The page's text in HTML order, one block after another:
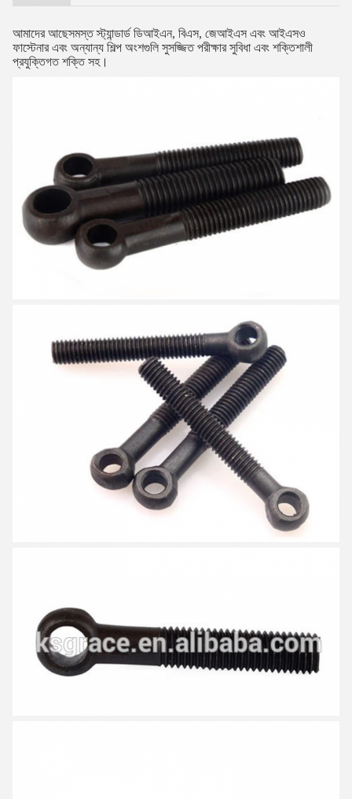
আমাদের আছেসমস্ত স্ট্যান্ডার্ড ডিআইএন, বিএস, জেআইএস এবং আইএসও
ফাস্টেনার এবং অন্যান্য শিল্প অংশগুলি সুসজ্জিত পরীক্ষার সুবিধা এবং শক্তিশালী
প্রযুক্তিগত শক্তি সহ।